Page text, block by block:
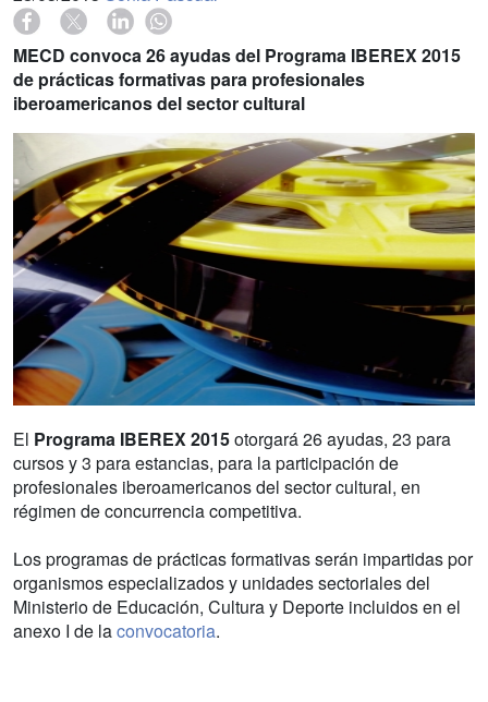
MECD convoca 26 ayudas del Programa IBEREX 2015
de prácticas formativas para profesionales
iberoamericanos del sector cultural
El Programa IBEREX 2015otorgará 26 ayudas, 23 para
cursos y 3 para estancias, para la participación de
profesionales iberoamericanos del sector cultural, en
régimen de concurrencia competitiva.
Los programas de prácticas formativas serán impartidas por
organismos especializados y unidades sectoriales del
Ministerio de Educación, Cultura y Deporte incluidos en el
anexo I de laconvocatoria.